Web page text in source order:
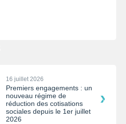
16 juillet 2026
Premiers engagements : un
nouveau régime de
réduction des cotisations
sociales depuis le 1er juillet
2026